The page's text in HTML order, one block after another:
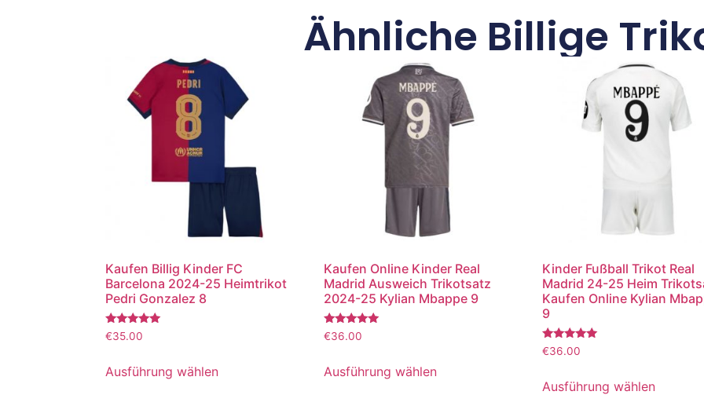
Ähnliche Billige
Kaufen Billig Kinder FC
Barcelona 2024-25 Heimtrikot
Pedri Gonzalez 8
Bewertet
mit
von 5
€35.00
Ausführung wählen
Kaufen Online Kinder Real
Madrid Ausweich Trikotsatz
2024-25 Kylian Mbappe 9
Bewertet
mit
von 5
€36.00
Ausführung wählen
Kinder Fußball Trikot Real
Madrid 24-25 Heim
Kaufen Online Kylian
9
Bewertet
mit
von 5
€36.00
Ausführung wählen